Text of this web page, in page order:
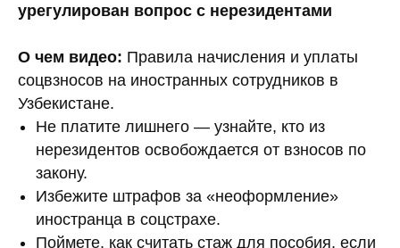
урегулирован вопрос с нерезидентами
О чем видео: Правила начисления и уплаты
соцвзносов на иностранных сотрудников в
Узбекистане.
Не платите лишнего — узнайте, кто из
нерезидентов освобождается от взносов по
закону.
Избежите штрафов за «неоформление»
иностранца в соцстрахе.
Поймете, как считать стаж для пособия, если
Посмотреть бесплатно